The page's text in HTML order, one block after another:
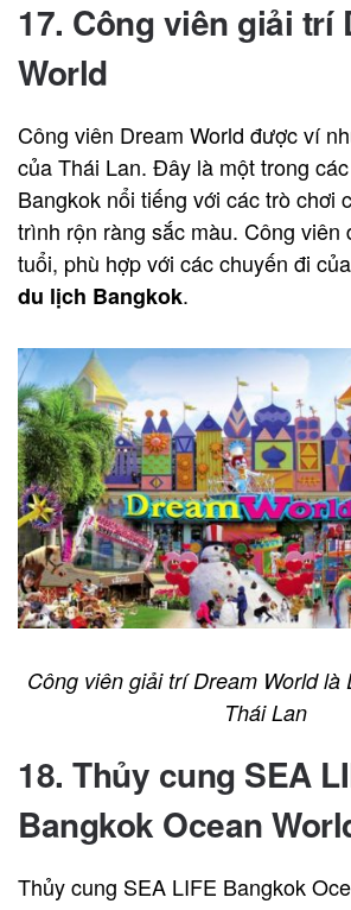
17. Công viên giải trí
World
Công viên Dream World được ví
của Thái Lan. Đây là một trong
Bangkok nổi tiếng với các trò chơi
trình rộn ràng sắc màu. Công viên
tuổi, phù hợp với các chuyến đi
du lịch Bangkok.
Công viên giải trí Dream World là
Thái Lan
18. Thủy cung SEA
Bangkok Ocean
Thủy cung SEA LIFE Bangkok